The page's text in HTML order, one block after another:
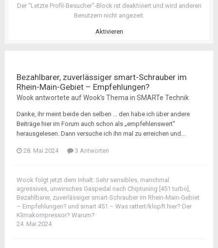
Der "Letzte Profil-Besucher"-Block ist deaktiviert und wird anderen
Benutzern nicht angezeit.
Aktivieren
Bezahlbarer, zuverlässiger smart-Schrauber im
Rhein-Main-Gebiet – Empfehlungen?
Wookantwortete aufWook's Thema in SMARTe Technik
Danke, ihr meint beide den selben ... den habe ich über andere
Beiträge hier im Forum auch schon als „empfehlenswert“
herausgelesen. Dann versuche ich ihn mal zu erreichen und...
28. Mai 2024 3 Antworten
Wook folgt jetzt dem Inhalt: Sehr sensibles, manchmal
agressives, unwirsches Gaspedal nach Chiptuning [451 turbo] ,
Bezahlbarer, zuverlässiger smart-Schrauber im Rhein-Main-Gebiet
– Empfehlungen? und smart 451 – Was rattert/klopft hier? Der
Klimakompressor? Warum?
24. Mai 2024